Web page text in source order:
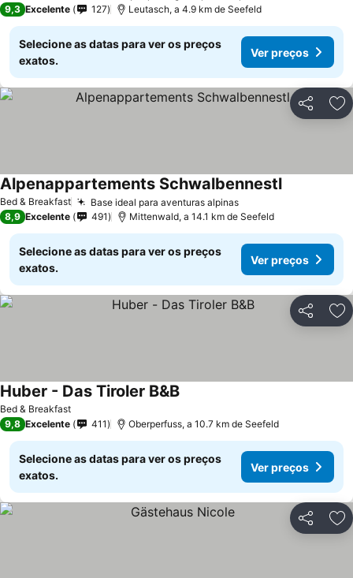
9,3 Excelente 127 Leutasch, a 4.9 km de Seefeld
Selecione as datas para ver os preços
exatos.
Ver preços
Partilhar
Bed & Breakfast Base ideal para aventuras alpinas
Alpenappartements Schwalbennestl
8,9 Excelente 491 Mittenwald, a 14.1 km de Seefeld
Selecione as datas para ver os preços
exatos.
Ver preços
Partilhar
Bed & Breakfast
Huber - Das Tiroler B&B
9,8 Excelente 411 Oberperfuss, a 10.7 km de Seefeld
Selecione as datas para ver os preços
exatos.
Ver preços
Partilhar